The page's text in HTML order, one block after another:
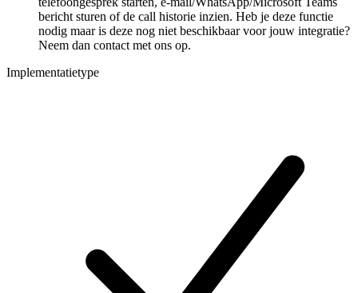
bericht sturen of de call historie inzien. Heb je deze functie
nodig maar is deze nog niet beschikbaar voor jouw integratie?
Neem dan contact met ons op.
Implementatietype